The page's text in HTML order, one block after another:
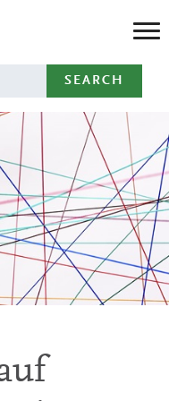
SEARCH